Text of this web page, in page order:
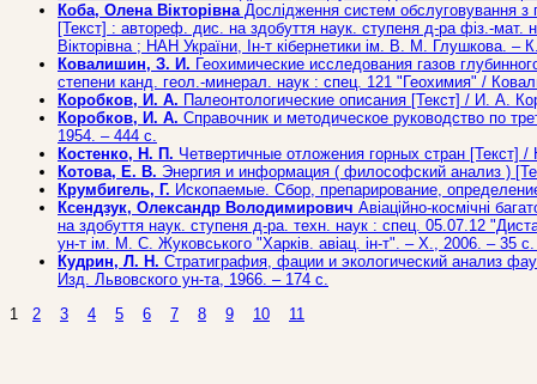
Коба, Олена ВікторівнаДослідження систем обслуговування з
[Текст] : автореф. дис. на здобуття наук. ступеня д-ра фіз.-
Вікторівна ; НАН України, Ін-т кібернетики ім. В. М. Глушкова. –
Ковалишин, З. И. Геохимические исследования газов
степени канд. геол.-минерал. наук : спец. 121 "Геохимия" /
Коробков, И. А. Палеонтологические описания [Текст] / И. А.
Коробков, И. А. Справочник и методическое руководство по
1954. – 444 с.
Костенко, Н. П. Четвертичные отложения горных стран
Котова, Е. В. Энергия и информация ( философский анализ )
Крумбигель, Г. Ископаемые. Сбор, препарирование,
Ксендзук, Олександр Володимирович Авіаційно-космічні
на здобуття наук. ступеня д-ра. техн. наук : спец. 05.07.12
ун-т ім. М. С. Жуковського "Харків. авіац. ін-т". – Х., 2006. – 35
Кудрин, Л. Н. Стратиграфия, фации и экологический анализ
Изд. Львовского ун-та, 1966. – 174 с.
1 2 3 4 5 6 7 8 9 10 11